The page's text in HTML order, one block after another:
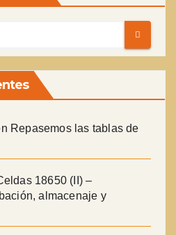
Repasemos las tablas de
18650 (II) –
almacenaje y